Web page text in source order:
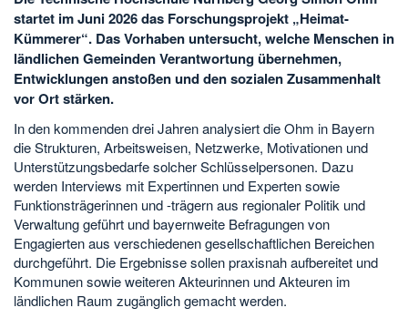
startet im Juni 2026 das Forschungsprojekt „Heimat-
Kümmerer“. Das Vorhaben untersucht, welche Menschen in
ländlichen Gemeinden Verantwortung übernehmen,
Entwicklungen anstoßen und den sozialen Zusammenhalt
vor Ort stärken.
In den kommenden drei Jahren analysiert die Ohm in Bayern
die Strukturen, Arbeitsweisen, Netzwerke, Motivationen und
Unterstützungsbedarfe solcher Schlüsselpersonen. Dazu
werden Interviews mit Expertinnen und Experten sowie
Funktionsträgerinnen und -trägern aus regionaler Politik und
Verwaltung geführt und bayernweite Befragungen von
Engagierten aus verschiedenen gesellschaftlichen Bereichen
durchgeführt. Die Ergebnisse sollen praxisnah aufbereitet und
Kommunen sowie weiteren Akteurinnen und Akteuren im
ländlichen Raum zugänglich gemacht werden.